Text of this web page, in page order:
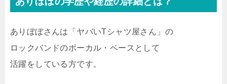
ありぼぼさんは「ヤバいTシャツ屋さん」の
ロックバンドのボーカル・ベースとして
活躍をしている方です。